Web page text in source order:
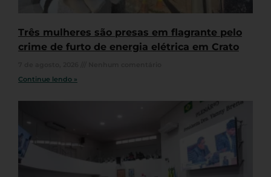
Três mulheres são presas em flagrante pelo
crime de furto de energia elétrica em Crato
Continue lendo »